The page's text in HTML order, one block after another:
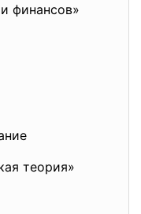
финансов»
теория»